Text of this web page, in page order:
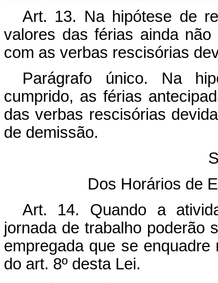
Art. 13. Na hipótese de
valores das férias ainda
com as verbas rescisórias
Parágrafo único. Na
cumprido, as férias
das verbas rescisórias
de demissão.
Dos Horários de
Art. 14.
Quando a
jornada de trabalho poderão
empregada que se
do art. 8º desta Lei.